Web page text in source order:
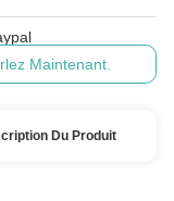
Maintenant.
Du Produit